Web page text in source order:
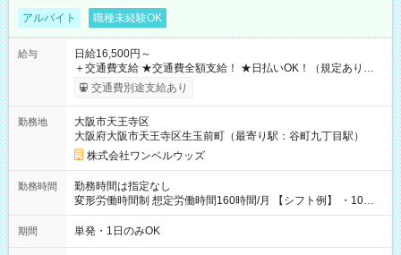
アルバイト 職種未経験OK
給与
日給16,500円～
＋交通費支給 ★交通費全額支給！ ★日払いOK！（規定あり） ┗
働いたその日に現金GET♪ お仕事後はコンビニATMから 日払
交通費別途支給あり
勤務地
大阪市天王寺区
大阪府大阪市天王寺区生玉前町（最寄り駅：谷町九丁目駅）
株式会社ワンベルウッズ
勤務時間
勤務時間は指定なし
変形労働時間制 想定労働時間160時間/月 【シフト例】 ・10：
00～20：00
期間 単発・1日のみOK